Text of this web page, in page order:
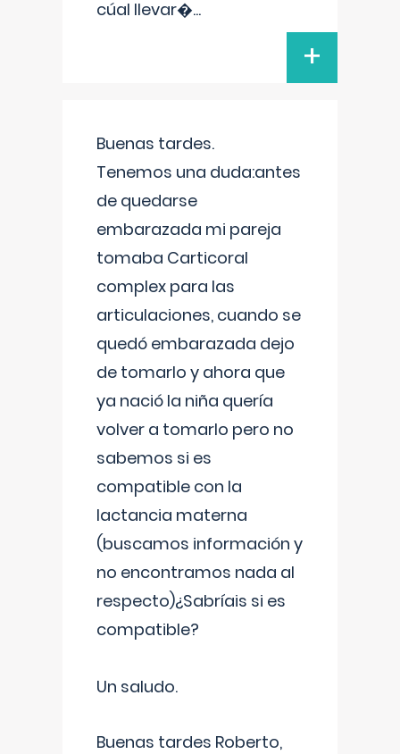
cúal llevar�...
+
Buenas tardes.
Tenemos una duda:antes
de quedarse
embarazada mi pareja
tomaba Carticoral
complex para las
articulaciones, cuando se
quedó embarazada dejo
de tomarlo y ahora que
ya nació la niña quería
volver a tomarlo pero no
sabemos si es
compatible con la
lactancia materna
(buscamos información y
no encontramos nada al
respecto)¿Sabríais si es
compatible?
Un saludo.
Buenas tardes Roberto,